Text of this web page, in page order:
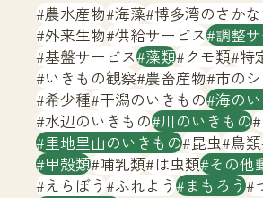
文字サイズ 小 中
生物多様性ふくおかウェブセ
サイトマップ
農水産物 海藻 博多湾のさか
外来生物 供給サービス 調整
基盤サービス 藻類 クモ類 特
いきもの観察 農畜産物 市の
希少種 干潟のいきもの 海の
水辺のいきもの 川のいきもの
里地里山のいきもの 昆虫 鳥類
甲殻類 哺乳類 は虫類 その他
えらぼう ふれよう まもろう